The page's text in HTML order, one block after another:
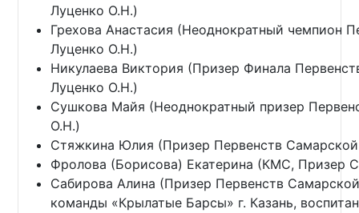
Луценко О.Н.)
Грехова Анастасия (Неоднократный чемпион
Луценко О.Н.)
Никулаева Виктория (Призер Финала
Луценко О.Н.)
Сушкова Майя (Неоднократный призер
О.Н.)
Стяжкина Юлия (Призер Первенств
Фролова (Борисова) Екатерина (КМС, Призер
Сабирова Алина (Призер Первенств
команды «Крылатые Барсы» г. Казань,